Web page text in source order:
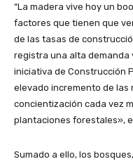
“La madera vive hoy un
factores que tienen que
de las tasas de
registra una alta demanda
iniciativa de Construcción
elevado incremento de las
concientización cada vez
plantaciones forestales»,
Sumado a ello, los